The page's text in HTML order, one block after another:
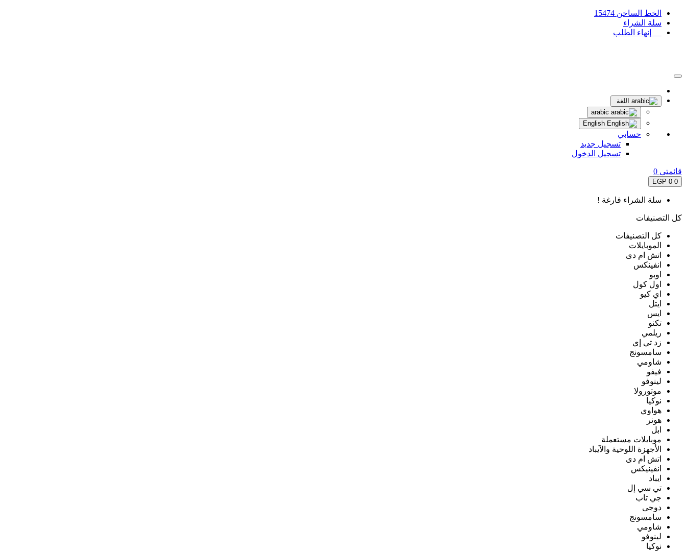
الخط الساخن 15474
سلة الشراء
إنهاء الطلب
اللغة
حسابي
تسجيل جديد
تسجيل الدخول
قائمتى 0
0
0 EGP
سلة الشراء فارغة !
كل التصنيفات
كل التصنيفات
الموبايلات
اتش ام دى
انفينكس
اوبو
اول كول
اي كيو
ايتل
ايس
تكنو
ريلمي
زد تي إي
سامسونج
شاومي
فيفو
لينوفو
موتورولا
نوكيا
هواوي
هونر
ابل
موبايلات مستعملة
الأجهزة اللوحية والآيباد
اتش ام دى
انفينيكس
ايباد
تي سي إل
جي تاب
دوجى
سامسونج
شاومي
لينوفو
نوكيا